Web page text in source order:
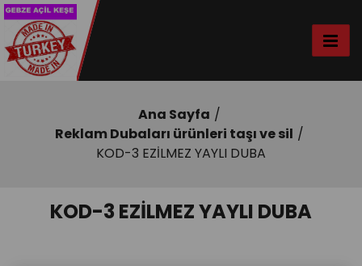
Ana Sayfa
Reklam Dubaları ürünleri taşı ve sil
KOD-3 EZİLMEZ YAYLI DUBA
KOD-3 EZİLMEZ YAYLI DUBA